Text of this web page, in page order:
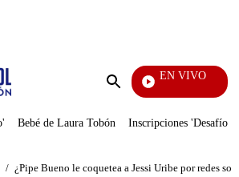
Enviar
EN VIVO
Día A Día
Bebé de Laura Tobón Inscripciones 'Desafío'
/ ¿Pipe Bueno le coquetea a Jessi Uribe por redes